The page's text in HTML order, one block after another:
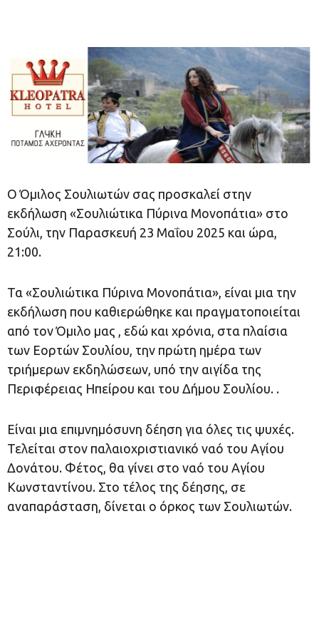
O Όμιλος Σουλιωτών σας προσκαλεί στην
εκδήλωση «Σουλιώτικα Πύρινα Μονοπάτια» στο
Σούλι, την Παρασκευή 23 Μαΐου 2025 και ώρα,
21:00.
Τα «Σουλιώτικα Πύρινα Μονοπάτια», είναι μια την
εκδήλωση που καθιερώθηκε και πραγματοποιείται
από τον Όμιλο μας , εδώ και χρόνια, στα πλαίσια
των Εορτών Σουλίου, την πρώτη ημέρα των
τριήμερων εκδηλώσεων, υπό την αιγίδα της
Περιφέρειας Ηπείρου και του Δήμου Σουλίου. .
Είναι μια επιμνημόσυνη δέηση για όλες τις ψυχές.
Τελείται στον παλαιοχριστιανικό ναό του Αγίου
Δονάτου. Φέτος, θα γίνει στο ναό του Αγίου
Κωνσταντίνου. Στο τέλος της δέησης, σε
αναπαράσταση, δίνεται ο όρκος των Σουλιωτών.